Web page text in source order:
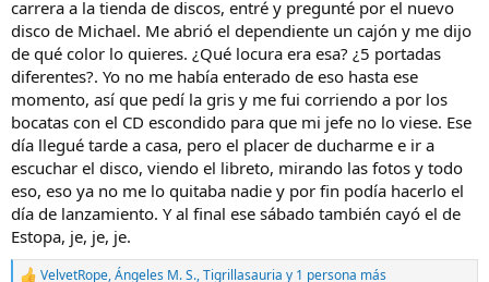
carrera a la tienda de discos, entré y pregunté por el nuevo
disco de Michael. Me abrió el dependiente un cajón y me dijo
de qué color lo quieres. ¿Qué locura era esa? ¿5 portadas
diferentes?. Yo no me había enterado de eso hasta ese
momento, así que pedí la gris y me fui corriendo a por los
bocatas con el CD escondido para que mi jefe no lo viese. Ese
día llegué tarde a casa, pero el placer de ducharme e ir a
escuchar el disco, viendo el libreto, mirando las fotos y todo
eso, eso ya no me lo quitaba nadie y por fin podía hacerlo el
día de lanzamiento. Y al final ese sábado también cayó el de
Estopa, je, je, je.
VelvetRope,Ángeles M. S.,Tigrillasauria y 1 persona más